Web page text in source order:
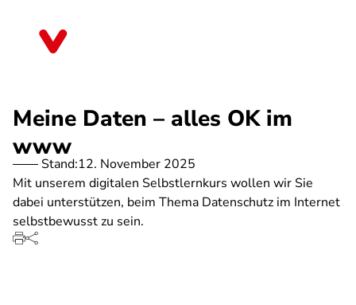
Meine Daten – alles OK im
www
Stand:12. November 2025
Mit unserem digitalen Selbstlernkurs wollen wir Sie
dabei unterstützen, beim Thema Datenschutz im Internet
selbstbewusst zu sein.